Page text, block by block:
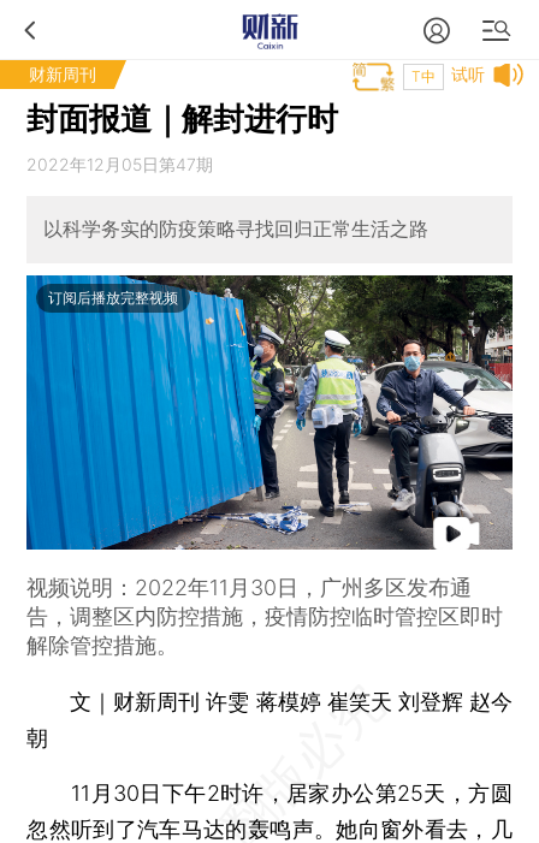
财新周刊 试听
T中
封面报道｜解封进行时
2022年12月05日第47期
以科学务实的防疫策略寻找回归正常生活之路
订阅后播放完整视频
视频说明：2022年11月30日，广州多区发布通
告，调整区内防控措施，疫情防控临时管控区即时
解除管控措施。
文｜财新周刊 许雯 蒋模婷 崔笑天 刘登辉 赵今
朝
11月30日下午2时许，居家办公第25天，方圆
忽然听到了汽车马达的轰鸣声。她向窗外看去，几